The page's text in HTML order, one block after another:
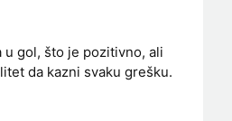
u gol, što je pozitivno, ali
da kazni svaku grešku.